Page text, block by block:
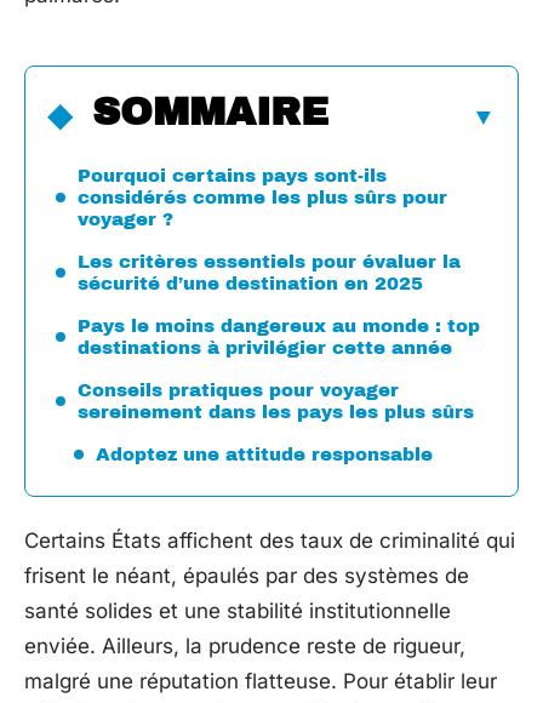
SOMMAIRE
Pourquoi certains pays sont-ils
considérés comme les plus sûrs pour
voyager ?
Les critères essentiels pour évaluer la
sécurité d’une destination en 2025
Pays le moins dangereux au monde : top
destinations à privilégier cette année
Conseils pratiques pour voyager
sereinement dans les pays les plus sûrs
Adoptez une attitude responsable
Certains États affichent des taux de criminalité qui
frisent le néant, épaulés par des systèmes de
santé solides et une stabilité institutionnelle
enviée. Ailleurs, la prudence reste de rigueur,
malgré une réputation flatteuse. Pour établir leur